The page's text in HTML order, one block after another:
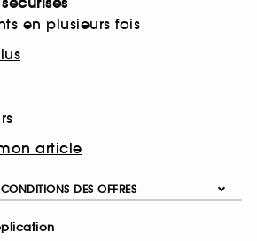
en plusieurs fois
article
DES OFFRES